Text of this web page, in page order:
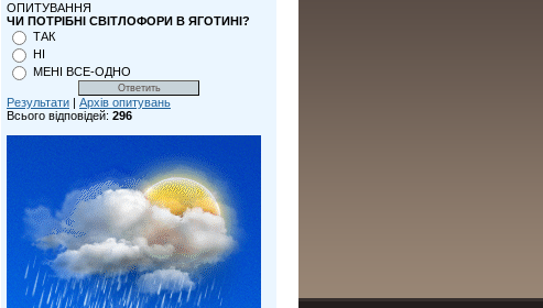
ОПИТУВАННЯ
ЧИ ПОТРІБНІ СВІТЛОФОРИ В ЯГОТИНІ?
ТАК
НІ
МЕНІ ВСЕ-ОДНО
Результати | Архів опитувань
Всього відповідей: 296